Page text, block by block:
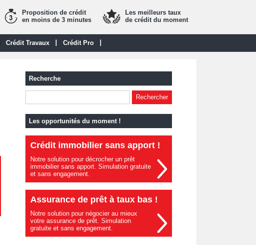
Les meilleurs taux
de crédit du moment
Proposition de crédit
en moins de 3 minutes
Crédit Travaux Crédit Pro
Recherche
Les opportunités du moment !
Crédit immobilier sans apport !
Notre solution pour décrocher un prêt
immobilier sans apport. Simulation gratuite
et sans engagement.
Assurance de prêt à taux bas !
Notre solution pour négocier au mieux
votre assurance de prêt. Simulation
gratuite et sans engagement.